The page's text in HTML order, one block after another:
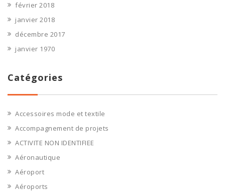
février 2018
janvier 2018
décembre 2017
janvier 1970
Catégories
Accessoires mode et textile
Accompagnement de projets
ACTIVITE NON IDENTIFIEE
Aéronautique
Aéroport
Aéroports